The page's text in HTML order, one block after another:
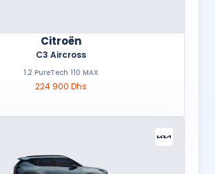
Citroën
C3 Aircross
1.2 PureTech 110 MAX
224 900 Dhs